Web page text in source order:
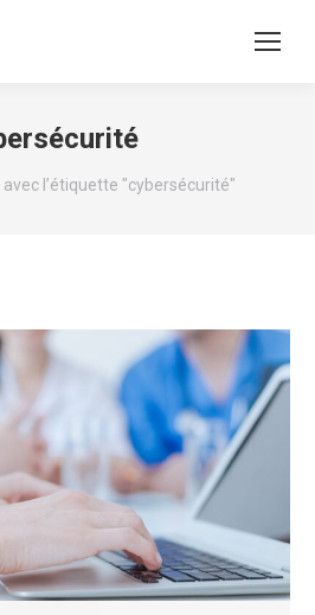
l’étiquette "cybersécurité"